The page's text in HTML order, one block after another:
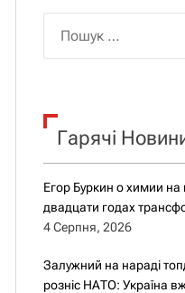
к
Гарячі
Егор Буркин о химии на
двадцати годах
4 Серпня, 2026
Залужний на нараді
розніс НАТО: Україна